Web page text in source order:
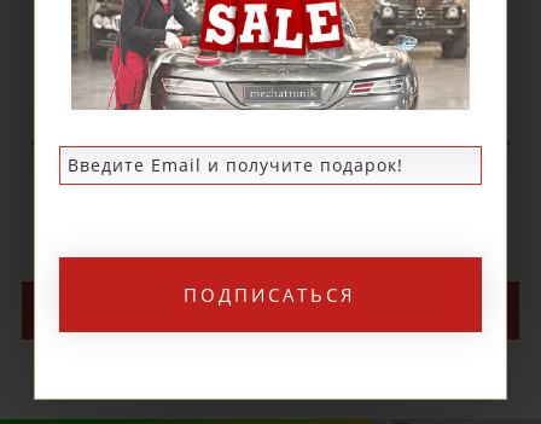
ПОДПИСАТЬСЯ
WS/WSK
КУПИТЬ